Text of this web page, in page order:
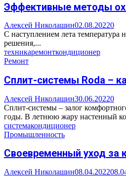
Эффективные методы
Алексей Николашин02.08.20220
С наступлением лета
решения,...
техникаремонткондиционер
Ремонт
Сплит-системы Roda –
Алексей Николашин30.06.20220
Сплит-системы – залог
годы. В летнюю жару настенный
системакондиционер
Промышленность
Своевременный уход за
Алексей Николашин08.04.2022